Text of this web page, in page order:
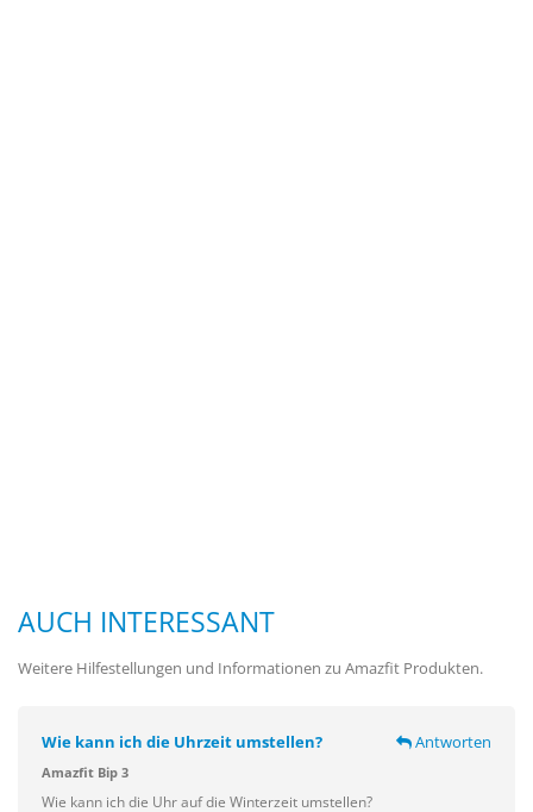
AUCH INTERESSANT
Weitere Hilfestellungen und Informationen zu Amazfit Produkten.
Wie kann ich die Uhrzeit umstellen? Antworten
Amazfit Bip 3
Wie kann ich die Uhr auf die Winterzeit umstellen?